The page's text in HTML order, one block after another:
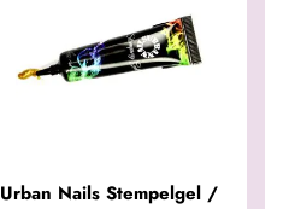
Urban Nails Stempelgel /